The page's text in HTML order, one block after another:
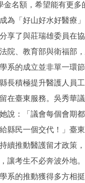
金名額，希望能有更多
為「好山好水好醫療」
了與莊瑞雄委員在協
院、教育部與衛福部
系的成立並非單一環
長積極提升醫護人員
在臺東服務。吳秀華
說：「議會每個會期
縣民一個交代！」臺
續推動醫護留才政策
讓考生不必奔波外地。
的推動獲得多方相挺